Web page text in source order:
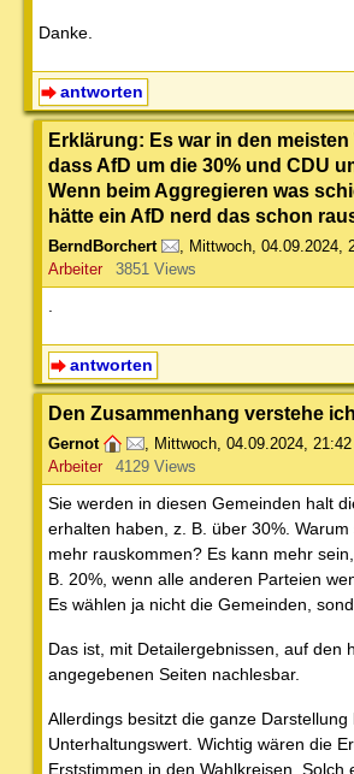
Danke.
antworten
Erklärung: Es war in den
dass AfD um die 30% und CDU
Wenn beim Aggregieren was
hätte ein AfD nerd das schon
BerndBorchert , Mittwoch, 04.09.2024,
Arbeiter
3851 Views
antworten
Den Zusammenhang verstehe
Gernot Mittwoch, 04.09.2024, 21:42
Arbeiter
4129 Views
Sie werden in diesen Gemeinden halt
erhalten haben, z. B. über 30%.
mehr rauskommen? Es kann mehr
B. 20%, wenn alle anderen Parteien
Es wählen ja nicht die Gemeinden,
Das ist, mit Detailergebnissen, auf den
angegebenen Seiten nachlesbar.
Allerdings besitzt die ganze Darstellung
Unterhaltungswert. Wichtig wären die
Erststimmen in den Wahlkreisen. Solch